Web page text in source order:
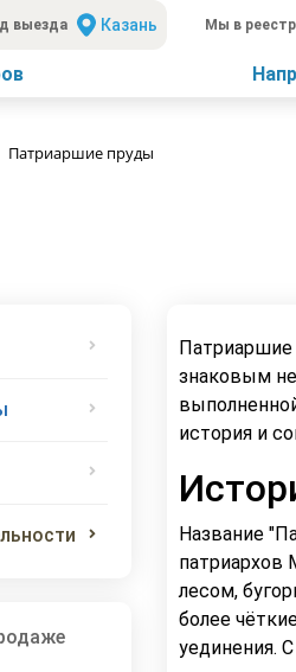
выезда Казань Мы в
Патриаршие пруды
знаковым
история и
Название
патриархов
лесом,
более
уединения.